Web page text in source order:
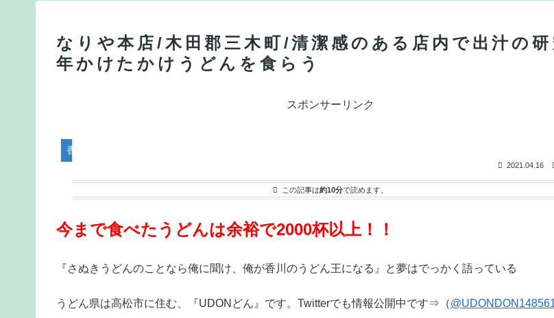
なりや本店/木田郡三木町/清潔感のある店内で出汁の研
年かけたかけうどんを食らう
スポンサーリンク
香川県うどん屋突撃レポート
2021.04.16
この記事は約10分で読めます。
今まで食べたうどんは余裕で2000杯以上！！
『さぬきうどんのことなら俺に聞け、俺が香川のうどん王になる』と夢はでっかく語っている
うどん県は高松市に住む、『UDONどん』です。Twitterでも情報公開中です⇒（